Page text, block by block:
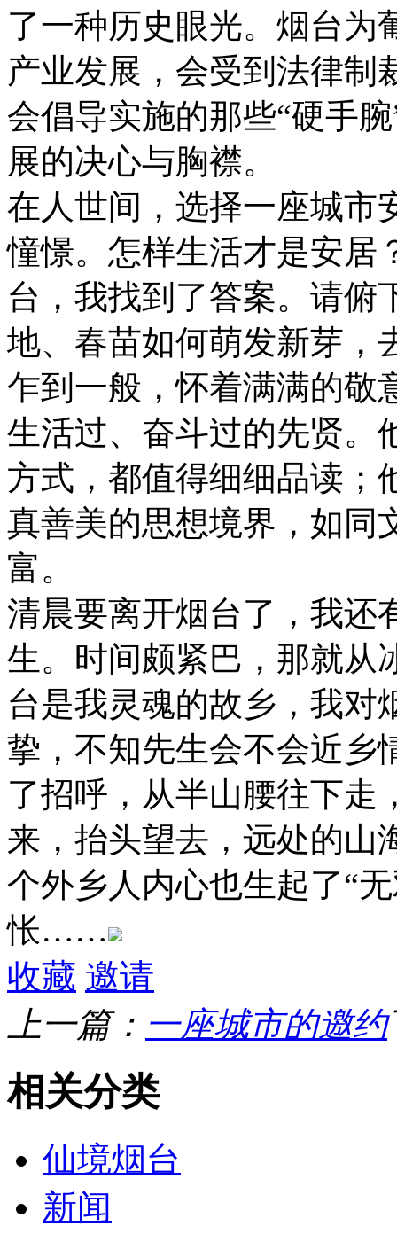
了一种历史眼光。烟台为
产业发展，会受到法律制
会倡导实施的那些“硬手
展的决心与胸襟。
在人世间，选择一座城市
憧憬。怎样生活才是安居
台，我找到了答案。请俯
地、春苗如何萌发新芽，
乍到一般，怀着满满的敬
生活过、奋斗过的先贤。
方式，都值得细细品读；
真善美的思想境界，如同
富。
清晨要离开烟台了，我还
生。时间颇紧巴，那就从
台是我灵魂的故乡，我对
挚，不知先生会不会近乡
了招呼，从半山腰往下走
来，抬头望去，远处的山
个外乡人内心也生起了“
怅……
收藏 邀请
上一篇： 一座城市的邀约
相关分类
仙境烟台
新闻